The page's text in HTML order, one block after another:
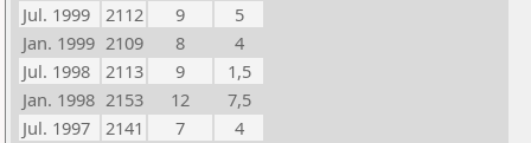
Jul. 1999
2112 9
5
Jan. 1999 2109 8
4
Jul. 1998
2113 9
1,5
Jan. 1998 2153 12
7,5
Jul. 1997
2141 7
4